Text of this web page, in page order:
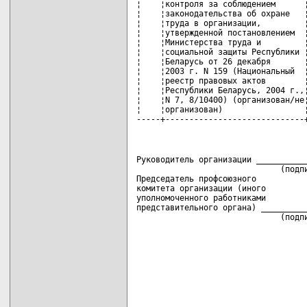
Руководитель организации
Председатель профсоюзного
комитета организации (иного
уполномоченного работниками
представительного органа)